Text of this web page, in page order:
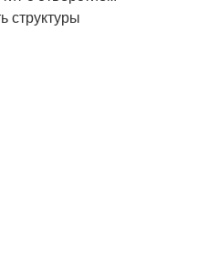
структуры